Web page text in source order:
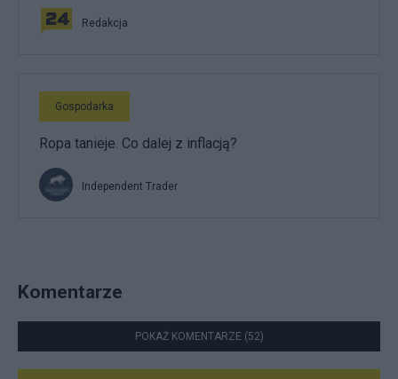
Redakcja
Gospodarka
Ropa tanieje. Co dalej z inflacją?
Independent Trader
Komentarze
POKAŻ KOMENTARZE (52)